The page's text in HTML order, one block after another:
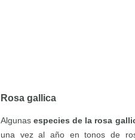
Rosa gallica
Algunasespecies de la rosa
una vez al año en tonos de